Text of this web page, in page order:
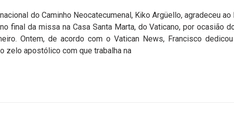
do Caminho Neocatecumenal, Kiko Argüello, agradeceu ao
final da missa na Casa Santa Marta, do Vaticano, por ocasião
Ontem, de acordo com o Vatican News, Francisco
zelo apostólico com que trabalha na